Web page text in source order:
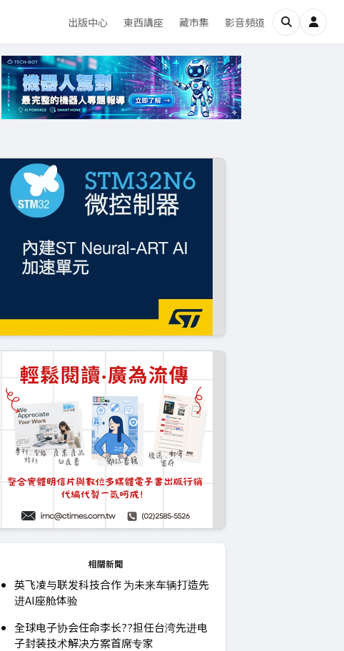
出版中心 東西講座 藏市集 影音頻道
相關新聞
英飞凌与联发科技合作 为未来车辆打造先
进AI座舱体验
全球电子协会任命李长??担任台湾先进电
子封装技术解决方案首席专家